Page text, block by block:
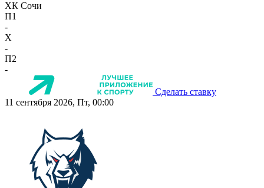
ХК Сочи
П1
-
X
-
П2
-
Сделать ставку
11 сентября 2026, Пт, 00:00